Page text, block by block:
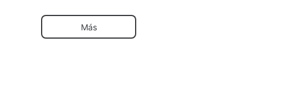
Offline,
Recuperación de
datos segura para la
Más